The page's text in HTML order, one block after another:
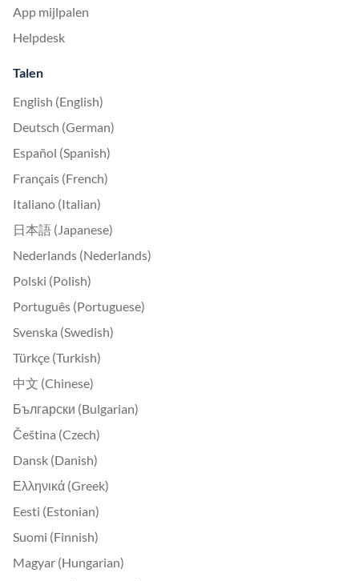
App mijlpalen
Helpdesk
Talen
English (English)
Deutsch (German)
Español (Spanish)
Français (French)
Italiano (Italian)
日本語 (Japanese)
Nederlands (Nederlands)
Polski (Polish)
Português (Portuguese)
Svenska (Swedish)
Türkçe (Turkish)
中文 (Chinese)
Български (Bulgarian)
Čeština (Czech)
Dansk (Danish)
Ελληνικά (Greek)
Eesti (Estonian)
Suomi (Finnish)
Magyar (Hungarian)